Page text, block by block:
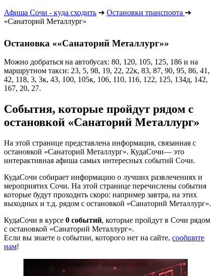
Афиша Сочи - куда сходить ➔ Остановки транспорта ➔
«Санаторий Металлург»
Остановка ««Санаторий Металлург»»
Можно добраться на автобусах: 80, 120, 105, 125, 186 и на
маршрутном такси: 23, 5, 98, 19, 22, 22к, 83, 87, 90, 95, 86, 41,
42, 118, 3, 3к, 43, 100, 105к, 106, 110, 116, 122, 125, 134д, 142,
167, 20, 27.
События, которые пройдут рядом с
остановкой «Санаторий Металлург»
На этой странице представлена информация, связанная с
остановкой «Санаторий Металлург». КудаСочи— это
интерактивная афиша самых интересных событий Сочи.
КудаСочи собирает информацию о лучших развлечениях и
мероприятих Сочи. На этой странице перечислены события
которые будут проходить скоро: например завтра, на этих
выходных и т.д. рядом с остановкой «Санаторий Металлург».
КудаСочи в курсе 0 событий, которые пройдут в Сочи рядом
с остановкой «Санаторий Металлург».
Если вы знаете о событии, которого нет на сайте, сообщите
нам!